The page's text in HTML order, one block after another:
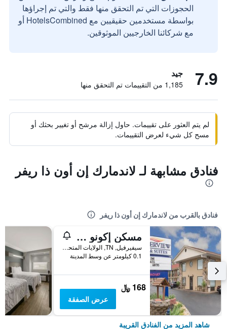
الحجوزات التي تم التحقق منها فقط والتي تم إجراؤها
بواسطة مستخدمين حقيقيين مع HotelsCombined أو
مع شركائنا الخارجيين الموثوقين.
7.9 جيد
1,185 من التقييمات تم التحقق منها
لم يتم العثور على تقييمات. حاول إزالة مرشح أو تغيير بحثك أو
مسح كل شيء لعرض التقييمات.
فنادق مشابهة لـ لاندمارك إن أون ذا ريفر
فنادق بالقرب من لاندمارك إن أون ذا ريفر
مسكن إكونو الريفي في سيفيرفيل- بيغون فورغ على النهر
سيفيرفيل, TN, الولايات المتحدة الأميريكية
0.1 كيلومتر عن وسط المدينة
168 ﷼
عرض الصفقة
شاهد المزيد من الفنادق القريبة